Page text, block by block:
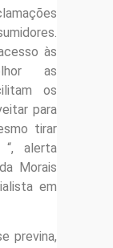
às
as
os
para
tirar
“, alerta
Morais
em
previna,